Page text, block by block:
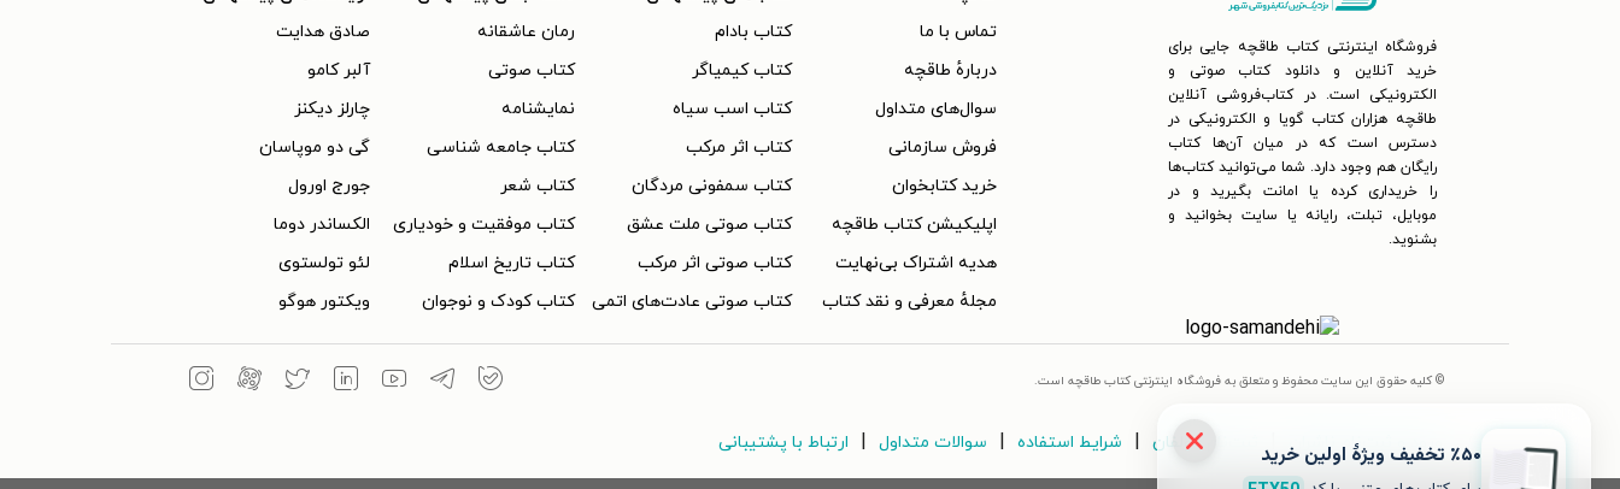
فروشگاه اینترنتی کتاب طاقچه جایی برای
خرید آنلاین و دانلود کتاب صوتی و
الکترونیکی است. در کتاب‌فروشی آنلاین
طاقچه هزاران کتاب گویا و الکترونیکی در
دسترس است که در میان آن‌ها کتاب
رایگان هم وجود دارد. شما می‌توانید کتاب‌ها
را خریداری کرده یا امانت بگیرید و در
موبایل، تبلت، رایانه یا سایت بخوانید و
بشنوید.
تماس با ما
دربارهٔ طاقچه
سوال‌های متداول
فروش سازمانی
خرید کتابخوان
اپلیکیشن کتاب طاقچه
هدیه اشتراک بی‌نهایت
مجلهٔ معرفی و نقد کتاب
کتاب بادام
کتاب کیمیاگر
کتاب اسب سیاه
کتاب اثر مرکب
کتاب سمفونی مردگان
کتاب صوتی ملت عشق
کتاب صوتی اثر مرکب
کتاب صوتی عادت‌های اتمی
رمان عاشقانه
کتاب‌ صوتی
نمایشنامه
کتاب جامعه شناسی
کتاب شعر
کتاب موفقیت و خودیاری
کتاب تاریخ اسلام
کتاب کودک و نوجوان
صادق هدایت
آلبر کامو
چارلز دیکنز
گی دو موپاسان
جورج اورول
الکساندر دوما
لئو تولستوی
ویکتور هوگو
© کلیه حقوق این سایت محفوظ و متعلق به فروشگاه اینترنتی کتاب طاقچه است.
ورود و ثبت‌نام ناشران ثبت‌نام مؤلفان شرایط استفاده سوالات متداول ارتباط با پشتیبانی ٪۵۰ تخفیف ویژۀ اولین خرید